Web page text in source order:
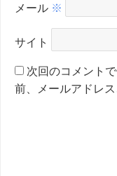
メール ※
サイト
次回のコメント
前、メールアドレス